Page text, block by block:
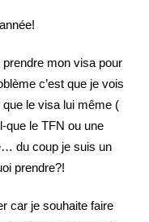
mon visa pour
c’est que je vois
le visa lui même (
que le TFN ou une
du coup je suis un
prendre?!
car je souhaite faire